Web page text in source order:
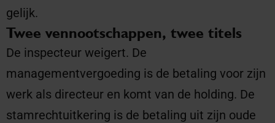
gelijk.
Twee vennootschappen, twee titels
De inspecteur weigert. De
managementvergoeding is de betaling voor zijn
werk als directeur en komt van de holding. De
stamrechtuitkering is de betaling uit zijn oude